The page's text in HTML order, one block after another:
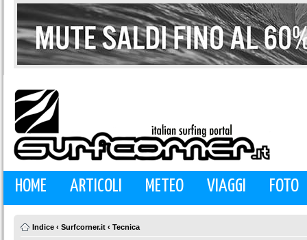
HOME ARTICOLI METEO VIAGGI FOTO
Indice ‹ Surfcorner.it ‹ Tecnica